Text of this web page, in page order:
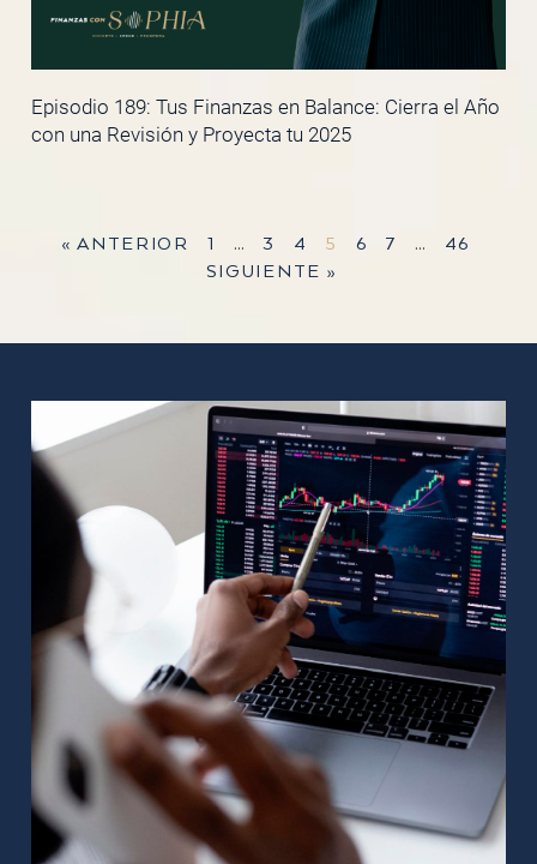
Episodio 189: Tus Finanzas en Balance: Cierra el Año
con una Revisión y Proyecta tu 2025
« ANTERIOR 1 … 3 4 5 6 7 …
46
SIGUIENTE »